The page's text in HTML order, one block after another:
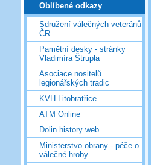
Oblíbené odkazy
Sdružení válečných veteránů
ČR
Pamětní desky - stránky
Vladimíra Štrupla
Asociace nositelů
legionářských tradic
KVH Litobratřice
ATM Online
Dolin history web
Ministerstvo obrany - péče o
válečné hroby